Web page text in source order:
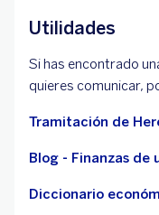
Utilidades
Si has encontrado
quieres comunicar,
Tramitación de
Blog - Finanzas de
Diccionario